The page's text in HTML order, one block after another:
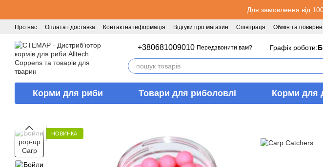
Для замовлення від
Про нас Оплата і доставка Контактна інформація Відгуки про магазин Співпраця Обмін та
+380681009010 Передзвонити вам? Графік роботи:
Корми для риби Товари для риболовлі Корми для
НОВИНКА